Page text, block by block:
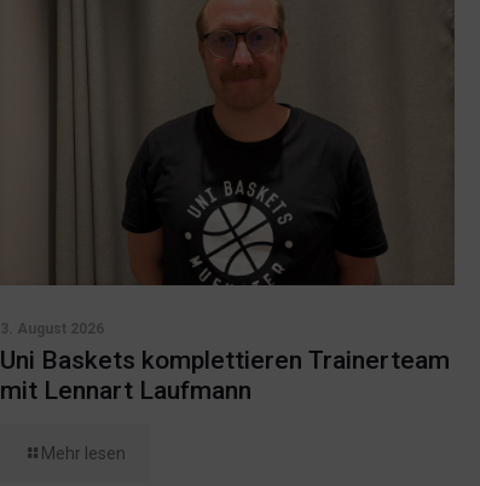
3. August 2026
Uni Baskets komplettieren Trainerteam
mit Lennart Laufmann
Mehr lesen